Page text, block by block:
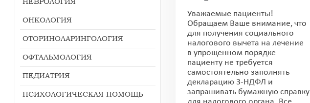
Уважаемые пациенты!
Обращаем Ваше внимание, что
для получения социального
налогового вычета на лечение
в упрощенном порядке
пациенту не требуется
самостоятельно заполнять
декларацию 3-НДФЛ и
запрашивать бумажную справку
ОНКОЛОГИЯ
ОТОРИНОЛАРИНГОЛОГИЯ
ОФТАЛЬМОЛОГИЯ
ПЕДИАТРИЯ
ПСИХОЛОГИЧЕСКАЯ ПОМОЩЬ